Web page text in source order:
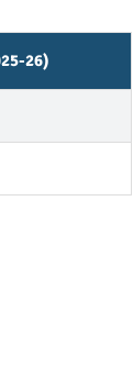
26)